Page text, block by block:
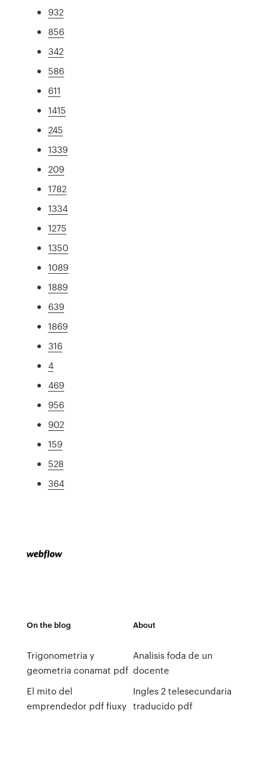
932
856
342
586
611
1415
245
1339
209
1782
1334
1275
1350
1089
1889
639
1869
316
4
469
956
902
159
528
364
On the blog
Trigonometria y
geometria conamat pdf
El mito del
emprendedor pdf fiuxy
About
Analisis foda de un
docente
Ingles 2 telesecundaria
traducido pdf